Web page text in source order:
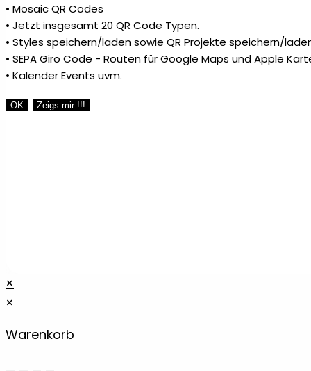
• Mosaic QR Codes
• Jetzt insgesamt 20 QR Code Typen.
• Styles speichern/laden sowie QR Projekte speichern/
• SEPA Giro Code - Routen für Google Maps und Apple
• Kalender Events uvm.
OK Zeigs mir !!!
×
×
Warenkorb